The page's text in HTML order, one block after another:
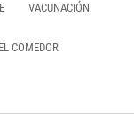
VACUNACIÓN
EL COMEDOR